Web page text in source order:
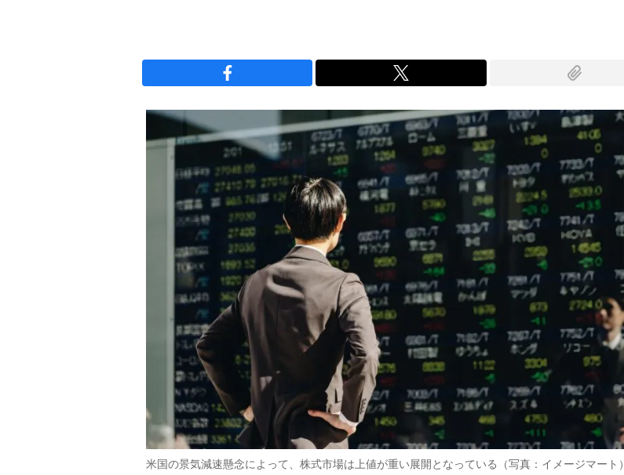
米国の景気減速懸念によって、株式市場は上値が重い展開となっている（写真：イメージマート）